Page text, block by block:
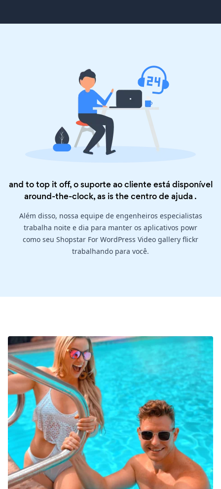
and to top it off, o suporte ao cliente está disponível
around-the-clock, as is thecentro de ajuda .
Além disso, nossa equipe de engenheiros especialistas
trabalha noite e dia para manter os aplicativos powr
como seu Shopstar For WordPress Video gallery flickr
trabalhando para você.